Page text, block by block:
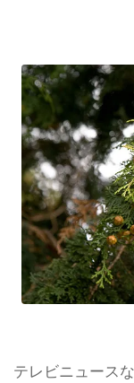
テレビニュース